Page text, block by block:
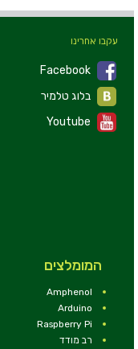
עקבו אחרינו
Facebook
Youtube
המומלצים
Amphenol
Arduino
Raspberry Pi
רב מודד